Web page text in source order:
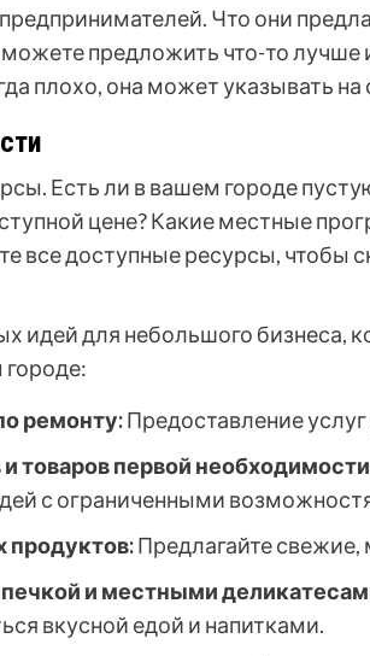
Что они
предложить что-то лучше
плохо, она может указывать
Есть ли в вашем городе
цене? Какие местные
все доступные ресурсы, чтобы
идей для небольшого бизнеса,
ремонту:Предоставление
товаров первой
с ограниченными
продуктов:Предлагайте
и местными
вкусной едой и напитками.